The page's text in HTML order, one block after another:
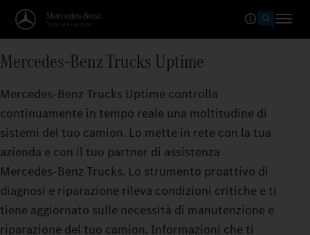
Mercedes‑Benz Trucks Uptime
Mercedes‑Benz Trucks Uptime controlla
continuamente in tempo reale una moltitudine di
sistemi del tuo camion. Lo mette in rete con la tua
azienda e con il tuo partner di assistenza
Mercedes‑Benz Trucks. Lo strumento proattivo di
diagnosi e riparazione rileva condizioni critiche e ti
tiene aggiornato sulle necessità di manutenzione e
riparazione del tuo camion. Informazioni che ti